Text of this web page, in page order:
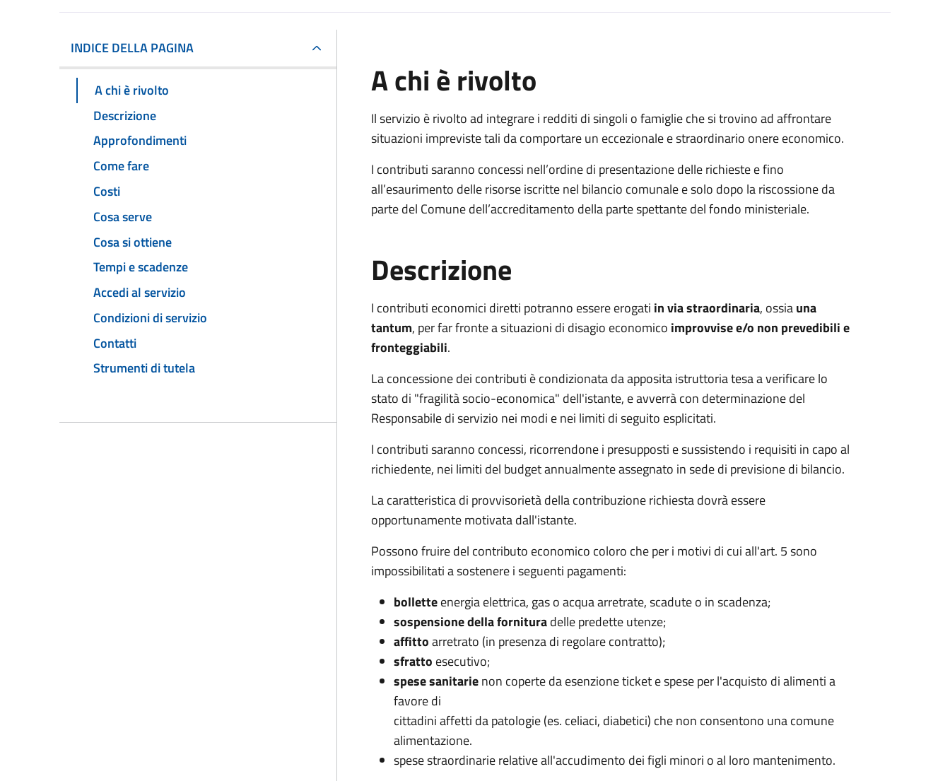
INDICE DELLA PAGINA
A chi è rivolto
Descrizione
Approfondimenti
Come fare
Costi
Cosa serve
Cosa si ottiene
Tempi e scadenze
Accedi al servizio
Condizioni di servizio
Contatti
Strumenti di tutela
A chi è rivolto
Il servizio è rivolto ad integrare i redditi di singoli o famiglie che si trovino ad affrontare
situazioni impreviste tali da comportare un eccezionale e straordinario onere economico.
I contributi saranno concessi nell’ordine di presentazione delle richieste e fino
all’esaurimento delle risorse iscritte nel bilancio comunale e solo dopo la riscossione da
parte del Comune dell’accreditamento della parte spettante del fondo ministeriale.
Descrizione
I contributi economici diretti potranno essere erogati in via straordinaria, ossiauna
tantum, per far fronte a situazioni di disagio economico improvvise e/o non prevedibili e
fronteggiabili.
La concessione dei contributi è condizionata da apposita istruttoria tesa a verificare lo
stato di "fragilità socio-economica" dell'istante, e avverrà con determinazione del
Responsabile di servizio nei modi e nei limiti di seguito esplicitati.
I contributi saranno concessi, ricorrendone i presupposti e sussistendo i requisiti in capo al
richiedente, nei limiti del budget annualmente assegnato in sede di previsione di bilancio.
La caratteristica di provvisorietà della contribuzione richiesta dovrà essere
opportunamente motivata dall'istante.
Possono fruire del contributo economico coloro che per i motivi di cui all'art. 5 sono
impossibilitati a sostenere i seguenti pagamenti:
bolletteenergia elettrica, gas o acqua arretrate, scadute o in scadenza;
sospensione della fornituradelle predette utenze;
affittoarretrato (in presenza di regolare contratto);
sfratto esecutivo;
spese sanitarienon coperte da esenzione ticket e spese per l'acquisto di alimenti a
favore di
cittadini affetti da patologie (es. celiaci, diabetici) che non consentono una comune
alimentazione.
spese straordinarie relative all'accudimento dei figli minori o al loro mantenimento.